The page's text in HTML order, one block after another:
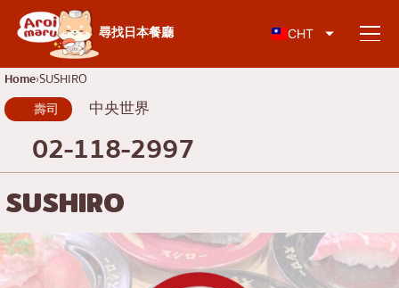
尋找日本餐廳 CHT
日本料理
尋找餐廳
依食物類型搜尋
壽司
拉麵
按地區搜尋
HomeSUSHIRO
壽司 中央世界
02-118-2997
SUSHIRO